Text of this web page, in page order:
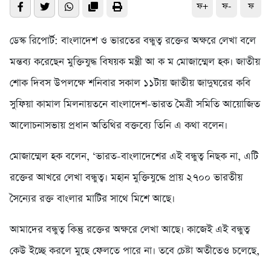
ফ+ ফ- ফ
ডেস্ক রিপোর্ট: বাংলাদেশ ও ভারতের বন্ধুত্ব রক্তের অক্ষরে লেখা বলে
মন্তব্য করেছেন মুক্তিযুদ্ধ বিষয়ক মন্ত্রী আ ক ম মোজাম্মেল হক। জাতীয়
শোক দিবস উপলক্ষে শনিবার সকাল ১১টায় জাতীয় জাদুঘরের কবি
সুফিয়া কামাল মিলনায়তনে বাংলাদেশ-ভারত মৈত্রী সমিতি আয়োজিত
আলোচনাসভায় প্রধান অতিথির বক্তব্যে তিনি এ কথা বলেন।
মোজাম্মেল হক বলেন, ‘ভারত-বাংলাদেশের এই বন্ধুত্ব নিছক না, এটি
রক্তের আখরে লেখা বন্ধুত্ব। মহান মুক্তিযুদ্ধে প্রায় ২৭০০ ভারতীয়
সৈন্যের রক্ত বাংলার মাটির সাথে মিশে আছে।
আমাদের বন্ধুত্ব কিন্তু রক্তের অক্ষরে লেখা আছে। কাজেই এই বন্ধুত্ব
কেউ ইচ্ছে করলে মুছে ফেলতে পারে না। তবে চেষ্টা অতীতেও চলেছে,